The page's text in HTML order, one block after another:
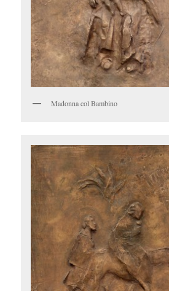
Madonna col Bambino